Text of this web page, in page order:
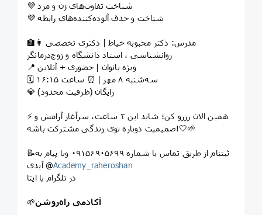
💜 شناخت تفاوت‌های زن و مرد
💜 شناخت و حذف آلوده‌کننده‌های رابطه
👩‍🏫 مدرس: دکتر محبوبه خیاط | دکتری تخصصی
روانشناسی ، استاد دانشگاه و زوج‌درمانگر
📍 ویژه بانوان | حضوری + آنلاین
🗓 سه‌شنبه ۸ مهر | ⏰ ساعت ۱۶:۱۵
💎 رایگان (ظرفیت محدود)
⚡ همین الان رزرو کن؛ شاید این ۲ ساعت، سرآغاز آرامش و
صمیمیت دوباره توی زندگی مشترکت باشه!🤍🌱
📝ثبتنام از طریق تماس با شماره ۰۹۱۵۶۹۰۵۶۹۹ ویا پیام به
آیدی @Academy_raheroshan
در تلگرام یا ایتا
🌱آکادمی راه‌روشن